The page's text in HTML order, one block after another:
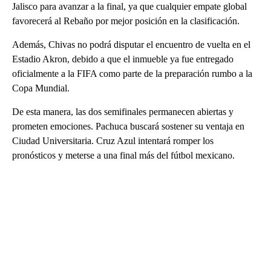
Jalisco para avanzar a la final, ya que cualquier empate global
favorecerá al Rebaño por mejor posición en la clasificación.
Además, Chivas no podrá disputar el encuentro de vuelta en el
Estadio Akron, debido a que el inmueble ya fue entregado
oficialmente a la FIFA como parte de la preparación rumbo a la
Copa Mundial.
De esta manera, las dos semifinales permanecen abiertas y
prometen emociones. Pachuca buscará sostener su ventaja en
Ciudad Universitaria. Cruz Azul intentará romper los
pronósticos y meterse a una final más del fútbol mexicano.